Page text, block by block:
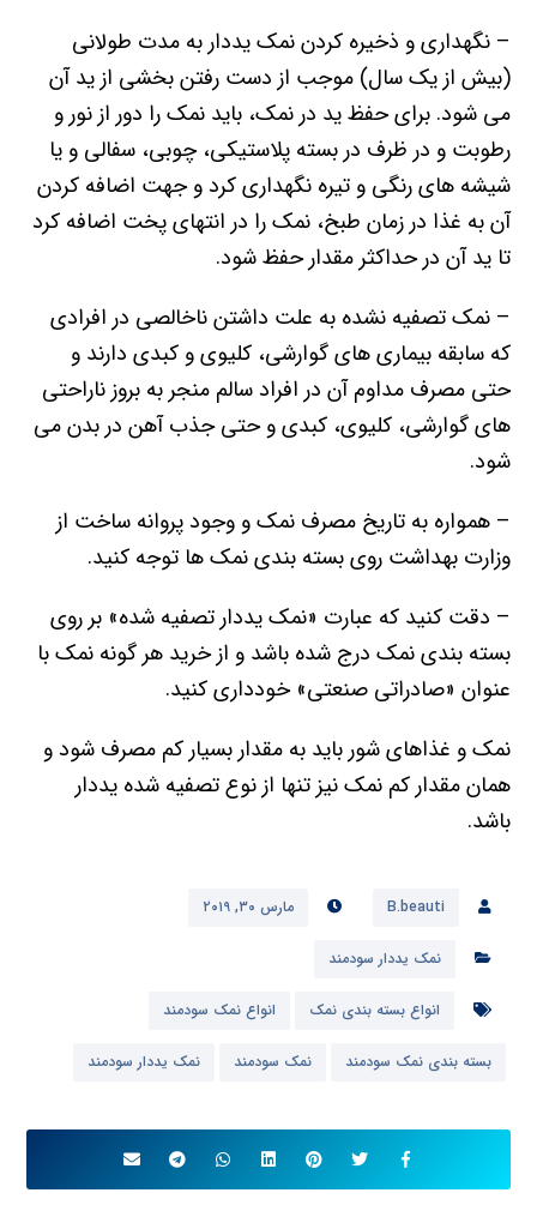
– نگهداری و ذخیره کردن نمک یددار به مدت طولانی
(بیش از یک سال) موجب از دست رفتن بخشی از ید آن
می شود. برای حفظ ید در نمک، باید نمک را دور از نور و
رطوبت و در ظرف در بسته پلاستیکی، چوبی، سفالی و یا
شیشه های رنگی و تیره نگهداری کرد و جهت اضافه کردن
آن به غذا در زمان طبخ، نمک را در انتهای پخت اضافه کرد
تا ید آن در حداکثر مقدار حفظ شود.
– نمک تصفیه نشده به علت داشتن ناخالصی در افرادی
که سابقه بیماری های گوارشی، کلیوی و کبدی دارند و
حتی مصرف مداوم آن در افراد سالم منجر به بروز ناراحتی
های گوارشی، کلیوی، کبدی و حتی جذب آهن در بدن می
شود.
– همواره به تاریخ مصرف نمک و وجود پروانه ساخت از
وزارت بهداشت روی بسته بندی نمک ها توجه کنید.
– دقت کنید که عبارت «نمک یددار تصفیه شده» بر روی
بسته بندی نمک درج شده باشد و از خرید هر گونه نمک با
عنوان «صادراتی صنعتی» خودداری کنید.
نمک و غذاهای شور باید به مقدار بسیار کم مصرف شود و
همان مقدار کم نمک نیز تنها از نوع تصفیه شده یددار
باشد.
B.beauti مارس ۳۰, ۲۰۱۹
نمک یددار سودمند
انواع بسته بندی نمک انواع نمک سودمند
بسته بندی نمک سودمند نمک سودمند نمک یددار سودمند